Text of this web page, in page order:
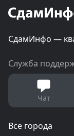
СдамИнфо —
Служба
Чат
Все города